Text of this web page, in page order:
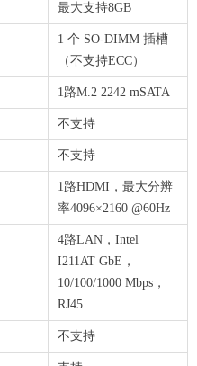
最大支持8GB
1 个 SO-DIMM 插槽
（不支持ECC）
1路M.2 2242 mSATA
不支持
不支持
1路HDMI，最大分辨
率4096×2160 @60Hz
4路LAN，Intel
I211AT GbE，
10/100/1000 Mbps，
RJ45
不支持